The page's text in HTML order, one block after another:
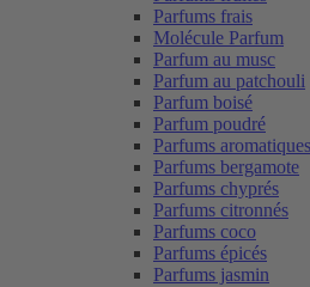
Parfums frais
Molécule Parfum
Parfum au musc
Parfum au patchouli
Parfum boisé
Parfum poudré
Parfums aromatiques
Parfums bergamote
Parfums chyprés
Parfums citronnés
Parfums coco
Parfums épicés
Parfums jasmin